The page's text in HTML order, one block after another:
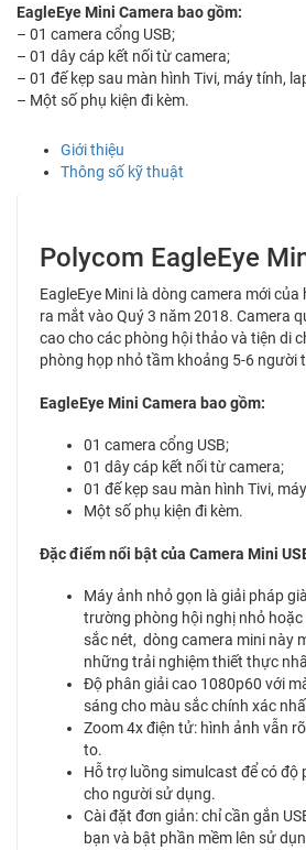
EagleEye Mini Camera bao gồm:
– 01 camera cổng USB;
– 01 dây cáp kết nối từ camera;
– 01 đế kẹp sau màn hình Tivi, máy tính,
– Một số phụ kiện đi kèm.
Giới thiệu
Thông số kỹ thuật
Polycom EagleEye
EagleEye Mini là dòng camera mới
ra mắt vào Quý 3 năm 2018. Camera
cao cho các phòng hội thảo và tiện di
phòng họp nhỏ tầm khoảng 5-6 người
EagleEye Mini Camera bao gồm:
01 camera cổng USB;
01 dây cáp kết nối từ camera;
01 đế kẹp sau màn hình Tivi,
Một số phụ kiện đi kèm.
Đặc điểm nổi bật của Camera Mini
Máy ảnh nhỏ gọn là giải pháp
trường phòng hội nghị nhỏ hoặc
sắc nét, dòng camera mini này
những trải nghiệm thiết thực
Độ phân giải cao 1080p60 với
sáng cho màu sắc chính xác
Zoom 4x điện tử: hình ảnh vẫn
to.
Hỗ trợ luồng simulcast để có độ
cho người sử dụng.
Cài đặt đơn giản: chỉ cần gắn
bạn và bật phần mềm lên sử